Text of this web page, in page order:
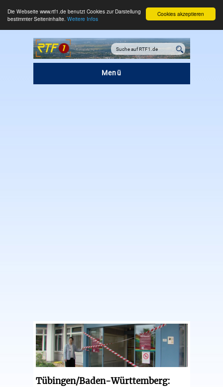
Cookies akzeptieren
Die Webseite www.rtf1.de benutzt Cookies zur Darstellung
bestimmter Seiteninhalte. Weitere Infos
Menü
Tübingen/Baden-Württemberg: